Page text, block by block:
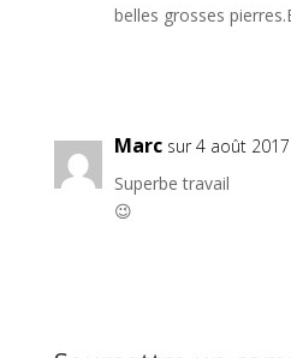
belles grosses
Marc sur 4 août
Superbe travail
😉